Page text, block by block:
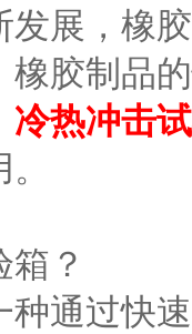
发展，橡
橡胶制品
冷热冲击
？
种通过快